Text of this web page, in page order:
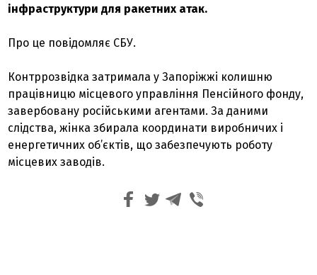
інфраструктури для ракетних атак.
Про це повідомляє СБУ.
Контррозвідка затримала у Запоріжжі колишню
працівницю місцевого управління Пенсійного фонду,
завербовану російськими агентами. За даними
слідства, жінка збирала координати виробничих і
енергетичних об’єктів, що забезпечують роботу
місцевих заводів.